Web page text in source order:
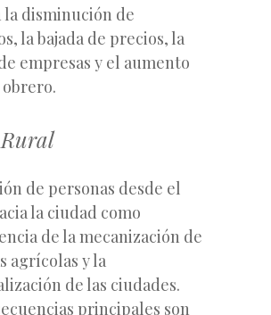
disminución de
la bajada de precios, la
empresas y el aumento
de personas desde el
la ciudad como
de la mecanización de
agrícolas y la
de las ciudades.
principales son